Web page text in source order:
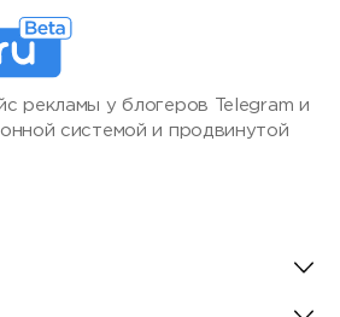
рекламы у блогеров Telegram и
системой и продвинутой